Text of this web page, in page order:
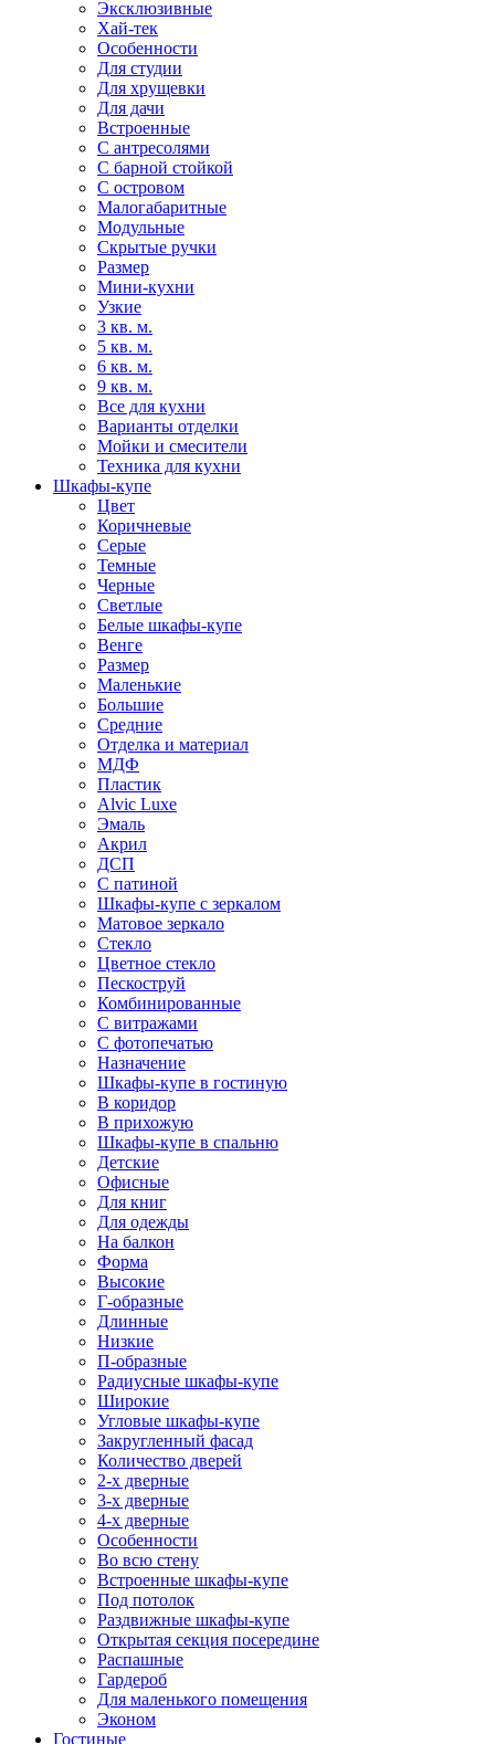
Эксклюзивные
Хай-тек
Особенности
Для студии
Для хрущевки
Для дачи
Встроенные
С антресолями
С барной стойкой
С островом
Малогабаритные
Модульные
Скрытые ручки
Размер
Мини-кухни
Узкие
3 кв. м.
5 кв. м.
6 кв. м.
9 кв. м.
Все для кухни
Варианты отделки
Мойки и смесители
Техника для кухни
Шкафы-купе
Цвет
Коричневые
Серые
Темные
Черные
Светлые
Белые шкафы-купе
Венге
Размер
Маленькие
Большие
Средние
Отделка и материал
МДФ
Пластик
Alvic Luxe
Эмаль
Акрил
ДСП
С патиной
Шкафы-купе с зеркалом
Матовое зеркало
Стекло
Цветное стекло
Пескоструй
Комбинированные
С витражами
С фотопечатью
Назначение
Шкафы-купе в гостиную
В коридор
В прихожую
Шкафы-купе в спальню
Детские
Офисные
Для книг
Для одежды
На балкон
Форма
Высокие
Г-образные
Длинные
Низкие
П-образные
Радиусные шкафы-купе
Широкие
Угловые шкафы-купе
Закругленный фасад
Количество дверей
2-х дверные
3-х дверные
4-х дверные
Особенности
Во всю стену
Встроенные шкафы-купе
Под потолок
Раздвижные шкафы-купе
Открытая секция посередине
Распашные
Гардероб
Для маленького помещения
Эконом
Гостиные